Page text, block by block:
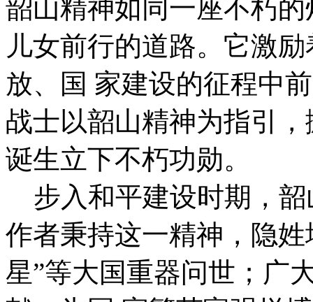
韶山精神如同一座不朽
儿女前行的道路。它激
放、国 家建设的征程中
战士以韶山精神为指引
诞生立下不朽功勋。
步入和平建设时期，韶
作者秉持这一精神，隐
星”等大国重器问世；广